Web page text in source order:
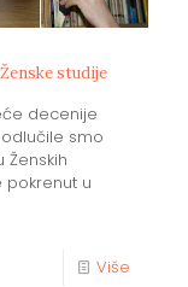
studije
decenije
smo
pokrenut u
Više